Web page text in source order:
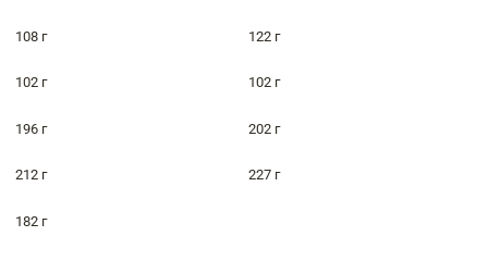
108 г 122 г
102 г 102 г
196 г 202 г
212 г 227 г
182 г